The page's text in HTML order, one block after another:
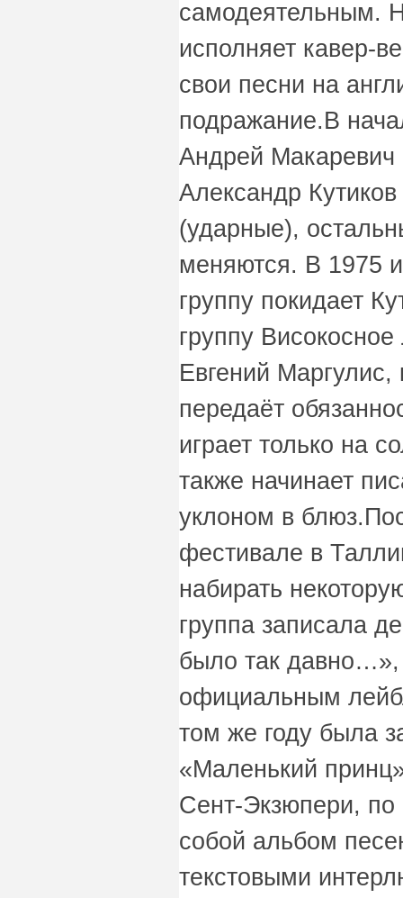
самодеятельным.
исполняет кавер-
свои песни на
подражание.В
Андрей Макаревич
Александр
(ударные),
меняются. В 1975
группу покидает
группу
Евгений
передаёт
играет только на
также начинает
уклоном в
фестивале в
набирать
группа записала
было так
официальным
том же году была
«Маленький
Сент-Экзюпери, по
собой альбом
текстовыми